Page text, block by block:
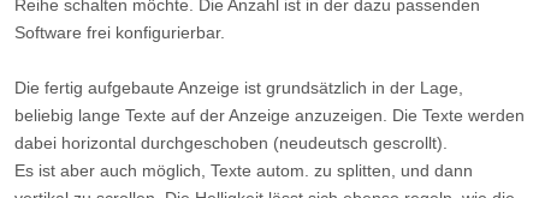
Reihe schalten möchte. Die Anzahl ist in der dazu passenden
Software frei konfigurierbar.
Die fertig aufgebaute Anzeige ist grundsätzlich in der Lage,
beliebig lange Texte auf der Anzeige anzuzeigen. Die Texte werden
dabei horizontal durchgeschoben (neudeutsch gescrollt).
Es ist aber auch möglich, Texte autom. zu splitten, und dann